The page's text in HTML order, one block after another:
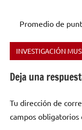
Promedio de
André
clásica,
Holanda
INVESTIGACIÓN
Deja una
Tu dirección de
campos obligatorios